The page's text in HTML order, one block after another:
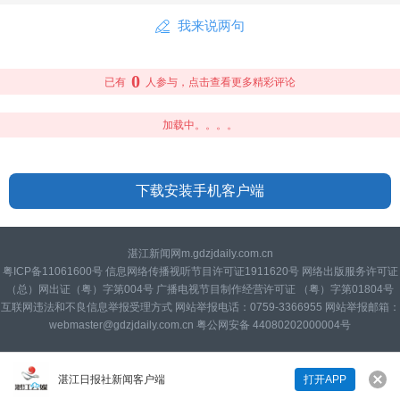
湛江日报社新闻客户端 打开APP
我来说两句
来说两句吧...
已有 0 人参与，点击查看更多精彩评论
加载中。。。。
下载安装手机客户端
湛江新闻网m.gdzjdaily.com.cn
粤ICP备11061600号 信息网络传播视听节目许可证1911620号 网络出版服务许可证
（总）网出证（粤）字第004号 广播电视节目制作经营许可证 （粤）字第01804号
互联网违法和不良信息举报受理方式 网站举报电话：0759-3366955 网站举报邮箱：
webmaster@gdzjdaily.com.cn 粤公网安备 44080202000004号